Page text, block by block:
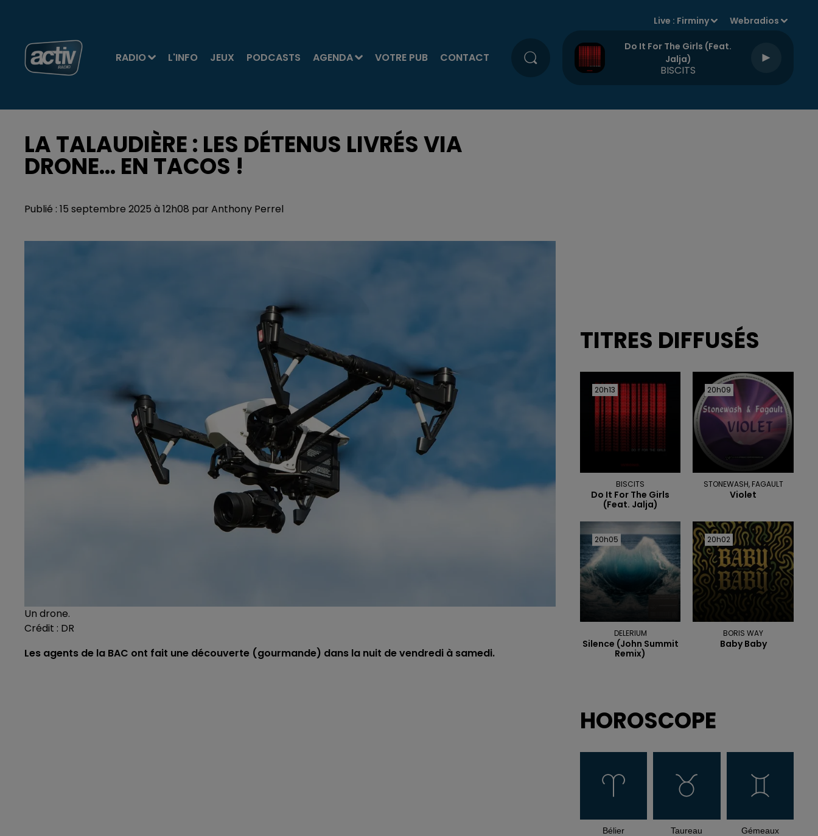
RADIO L'INFO JEUX PODCASTS AGENDA VOTRE PUB CONTACT
Live : Firminy Webradios
Do It For The Girls (feat.
Jalja)
BISCITS
LA TALAUDIÈRE : LES DÉTENUS LIVRÉS VIA
DRONE... EN TACOS !
Publié : 15 septembre 2025 à 12h08 par Anthony Perrel
Un drone.
Crédit : DR
Les agents de la BAC ont fait une découverte (gourmande) dans la nuit de vendredi à samedi.
TITRES DIFFUSÉS
20h13
20h13
BISCITS
Do It For The Girls
(feat. Jalja)
20h09
20h09
STONEWASH, FAGAULT
Violet
20h05
20h05
DELERIUM
Silence (john Summit
Remix)
20h02
20h02
BORIS WAY
Baby Baby
HOROSCOPE
Bélier Taureau Gémeaux